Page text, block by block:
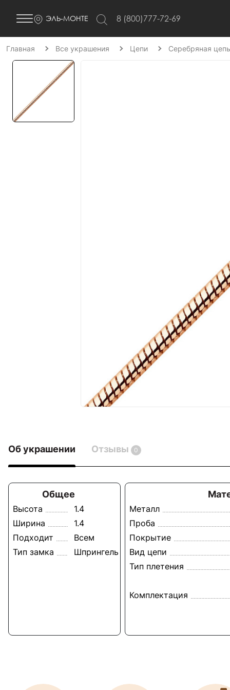
ЭЛЬ-МОНТЕ 8 (800)777-72-69
Главная Все украшения Цепи Серебряная
Об украшении Отзывы 0
Общее
Высота
1.4
Ширина
1.4
Подходит
Всем
Тип замка
Шпрингель
Металл
Проба
Покрытие
Вид цепи
Тип плетения
Комплектация